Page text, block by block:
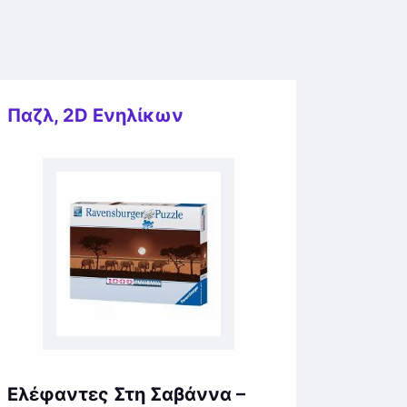
Παζλ, 2D Ενηλίκων
Ελέφαντες Στη Σαβάννα –